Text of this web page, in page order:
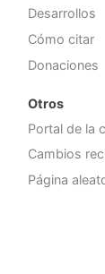
Desarrollos
Cómo citar
Donaciones
Otros
Portal de la
Cambios
Página